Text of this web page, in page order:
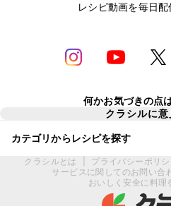
レシピ動画を毎日配
何かお気づきの点
クラシルに意
カテゴリからレシピを探す
クラシルとは プライバシーポリ
サービスに関してのお問い合
おいしく安全に料理